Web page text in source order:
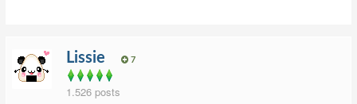
Lissie 7
1.526 posts